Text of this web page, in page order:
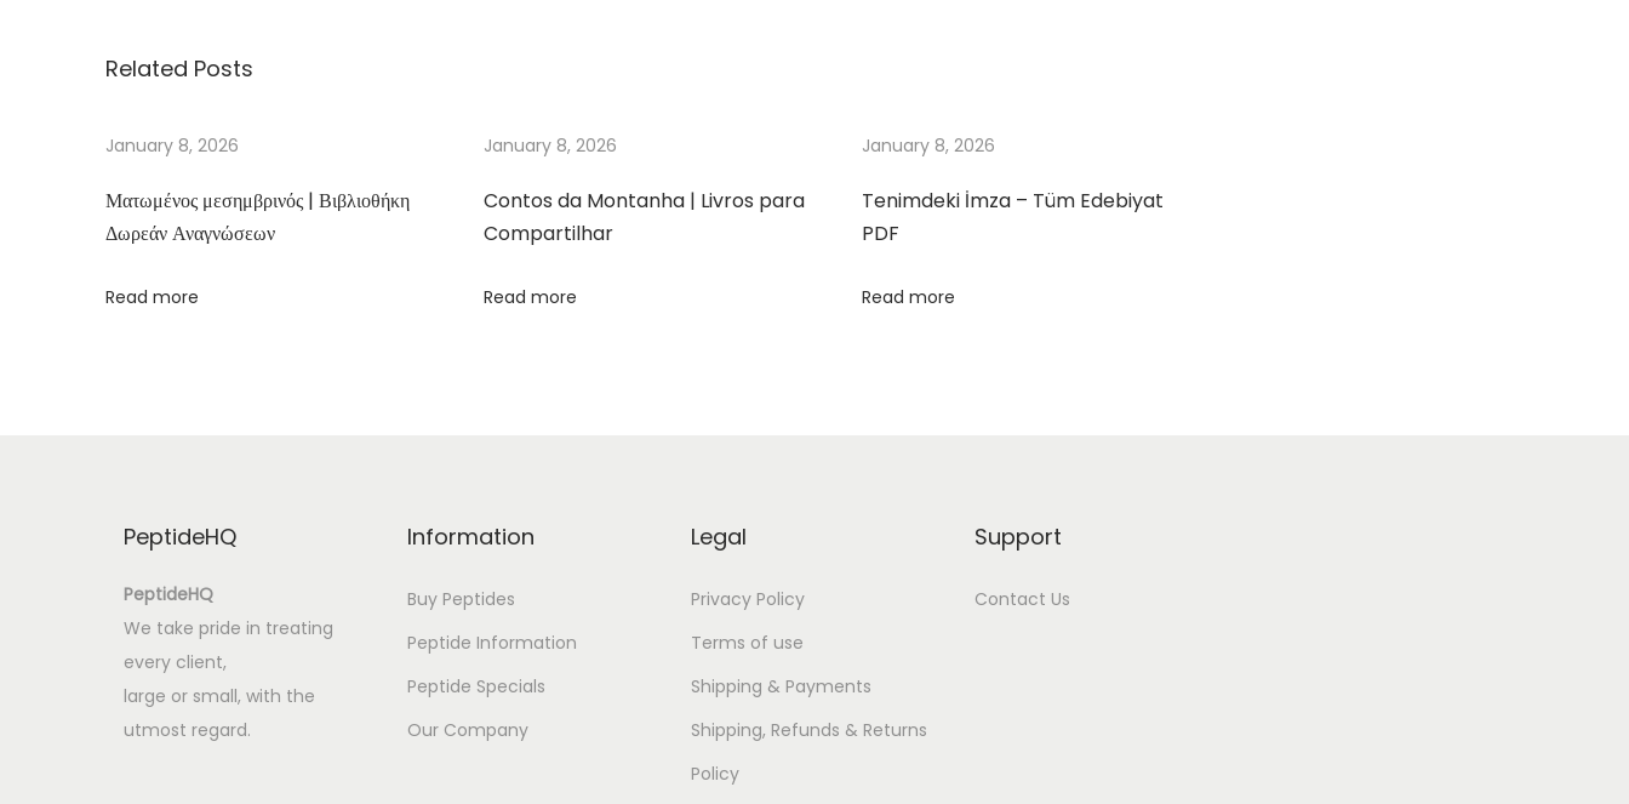
á
e
6
C
Related Posts
January 8, 2026
Ματωμένος μεσημβρινός | Βιβλιοθήκη
Δωρεάν Αναγνώσεων
Read more
January 8, 2026
Contos da Montanha | Livros para
Compartilhar
Read more
January 8, 2026
Tenimdeki İmza – Tüm Edebiyat
PDF
Read more
PeptideHQ
PeptideHQ
We take pride in treating
every client,
large or small, with the
utmost regard.
Information
Buy Peptides
Peptide Information
Peptide Specials
Our Company
Legal
Privacy Policy
Terms of use
Shipping & Payments
Shipping, Refunds & Returns
Policy
Support
Contact Us